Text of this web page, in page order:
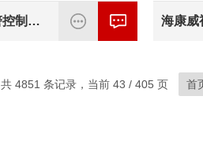
海康威视火灾报警控制器JB-LBZ2-HK
共 4851 条记录，当前 43 / 405 页 首